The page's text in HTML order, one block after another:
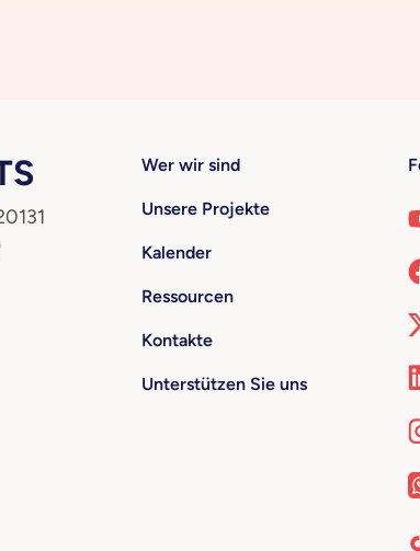
Wer wir sind
Unsere Projekte
Kalender
Ressourcen
Kontakte
Unterstützen Sie uns